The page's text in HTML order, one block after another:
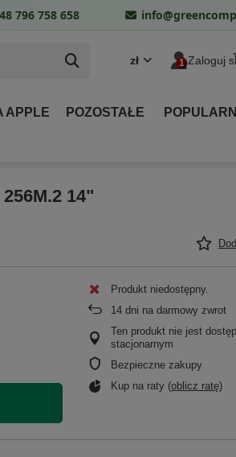
zł Zaloguj
APPLE POZOSTAŁE
14"
Produkt niedostępny
14 dni na darmowy zwrot
Ten produkt nie jest
stacjonarnym
Bezpieczne zakupy
Kup na raty (oblicz ratę)
796 758 658